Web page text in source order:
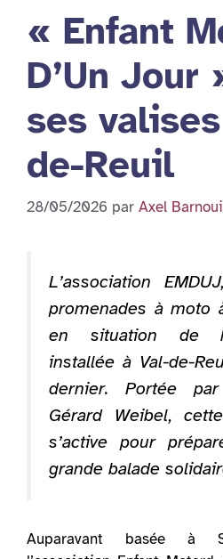
« Enfant
D’Un Jour
ses
de-Reuil
28/05/2026 par Axel
L’association
promenades à moto
en situation de
installée à Val-de-
dernier. Portée
Gérard Weibel,
s’active pour
grande balade
Auparavant basée à